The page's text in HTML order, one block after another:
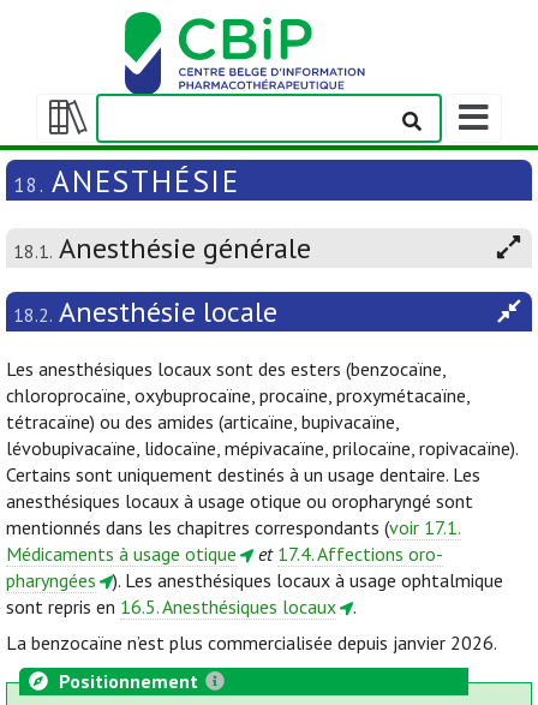
Afficher/masquer
la
table
matières
Afficher/
la
barre
navigation
18. ANESTHÉSIE
18.1. Anesthésie générale
18.2. Anesthésie locale
Les anesthésiques locaux sont des esters (benzocaïne,
chloroprocaïne, oxybuprocaïne, procaïne, proxymétacaïne,
tétracaïne) ou des amides (articaïne, bupivacaïne,
lévobupivacaïne, lidocaïne, mépivacaïne, prilocaïne, ropivacaïne).
Certains sont uniquement destinés à un usage dentaire. Les
anesthésiques locaux à usage otique ou oropharyngé sont
mentionnés dans les chapitres correspondants (voir 17.1.
Médicaments à usage otique
et 17.4. Affections oro-
pharyngées
). Les anesthésiques locaux à usage ophtalmique
sont repris en 16.5. Anesthésiques locaux
.
La benzocaïne n’est plus commercialisée depuis janvier 2026.
Positionnement